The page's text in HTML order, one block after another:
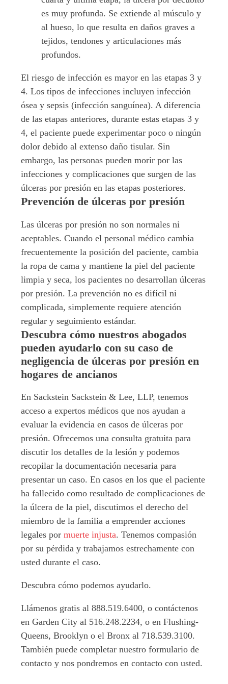
es muy profunda. Se extiende al músculo y
al hueso, lo que resulta en daños graves a
tejidos, tendones y articulaciones más
profundos.
El riesgo de infección es mayor en las etapas 3 y
4. Los tipos de infecciones incluyen infección
ósea y sepsis (infección sanguínea). A diferencia
de las etapas anteriores, durante estas etapas 3 y
4, el paciente puede experimentar poco o ningún
dolor debido al extenso daño tisular. Sin
embargo, las personas pueden morir por las
infecciones y complicaciones que surgen de las
úlceras por presión en las etapas posteriores.
Prevención de úlceras por presión
Las úlceras por presión no son normales ni
aceptables. Cuando el personal médico cambia
frecuentemente la posición del paciente, cambia
la ropa de cama y mantiene la piel del paciente
limpia y seca, los pacientes no desarrollan úlceras
por presión. La prevención no es difícil ni
complicada, simplemente requiere atención
regular y seguimiento estándar.
Descubra cómo nuestros abogados
pueden ayudarlo con su caso de
negligencia de úlceras por presión en
hogares de ancianos
En Sackstein Sackstein & Lee, LLP, tenemos
acceso a expertos médicos que nos ayudan a
evaluar la evidencia en casos de úlceras por
presión. Ofrecemos una consulta gratuita para
discutir los detalles de la lesión y podemos
recopilar la documentación necesaria para
presentar un caso. En casos en los que el paciente
ha fallecido como resultado de complicaciones de
la úlcera de la piel, discutimos el derecho del
miembro de la familia a emprender acciones
legales pormuerte injusta. Tenemos compasión
por su pérdida y trabajamos estrechamente con
usted durante el caso.
Descubra cómo podemos ayudarlo.
Llámenos gratis al 888.519.6400, o contáctenos
en Garden City al 516.248.2234, o en Flushing-
Queens, Brooklyn o el Bronx al 718.539.3100.
También puede completar nuestro formulario de
contacto y nos pondremos en contacto con usted.